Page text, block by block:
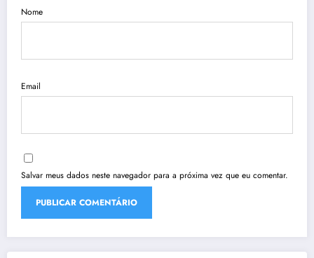
Nome
Email
Salvar meus dados neste navegador para a próxima vez que eu comentar.